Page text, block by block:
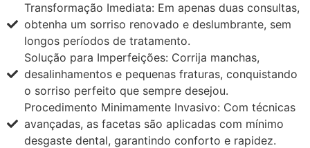
Transformação Imediata: Em apenas duas consultas,
obtenha um sorriso renovado e deslumbrante, sem
longos períodos de tratamento.
Solução para Imperfeições: Corrija manchas,
desalinhamentos e pequenas fraturas, conquistando
o sorriso perfeito que sempre desejou.
Procedimento Minimamente Invasivo: Com técnicas
avançadas, as facetas são aplicadas com mínimo
desgaste dental, garantindo conforto e rapidez.